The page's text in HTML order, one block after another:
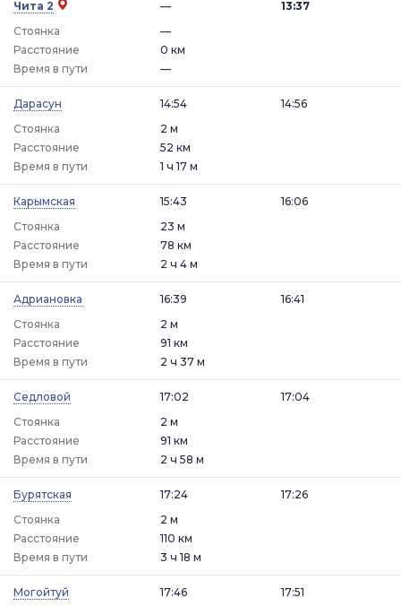
Чита 2
—
Стоянка
—
13:37
Расстояние
0 км
Время в пути
—
Дарасун
14:54
Стоянка
2 м
14:56
Расстояние
52 км
Время в пути
1 ч 17 м
Карымская
15:43
Стоянка
23 м
16:06
Расстояние
78 км
Время в пути
2 ч 4 м
Адриановка
16:39
Стоянка
2 м
16:41
Расстояние
91 км
Время в пути
2 ч 37 м
Седловой
17:02
Стоянка
2 м
17:04
Расстояние
91 км
Время в пути
2 ч 58 м
Бурятская
17:24
Стоянка
2 м
17:26
Расстояние
110 км
Время в пути
3 ч 18 м
Могойтуй
17:46
17:51